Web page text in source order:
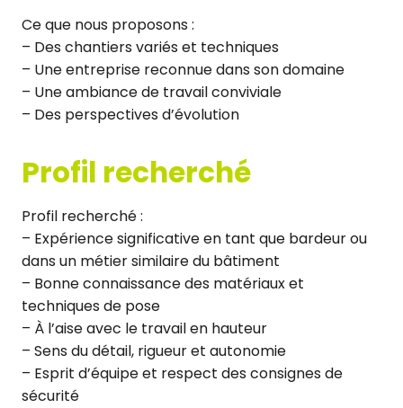
Ce que nous proposons :
– Des chantiers variés et techniques
– Une entreprise reconnue dans son domaine
– Une ambiance de travail conviviale
– Des perspectives d’évolution
Profil recherché
Profil recherché :
– Expérience significative en tant que bardeur ou
dans un métier similaire du bâtiment
– Bonne connaissance des matériaux et
techniques de pose
– À l’aise avec le travail en hauteur
– Sens du détail, rigueur et autonomie
– Esprit d’équipe et respect des consignes de
sécurité